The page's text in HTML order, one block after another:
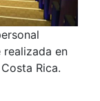
en
Rica.